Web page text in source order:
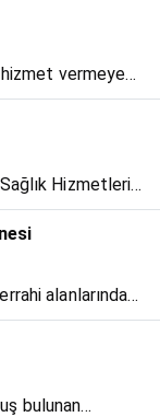
vermeye
gibi
hizmet
vardır. Tar...
Hizmetleri
alana
alanlarında
Kalp,
Ortopedi ve
Nükle...
bulunan